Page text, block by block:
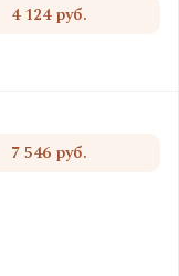
4 124 руб.
7 546 руб.